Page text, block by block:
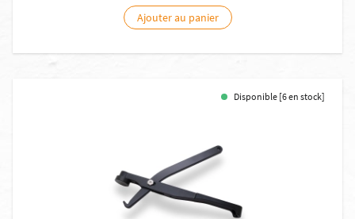
Ajouter au panier
Disponible [6 en stock]